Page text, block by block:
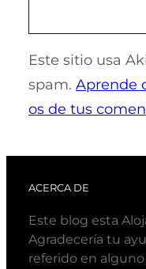
Este sitio usa
spam. Aprende
os de tus
ACERCA DE
Este blog esta
Agradecería tu
referido en